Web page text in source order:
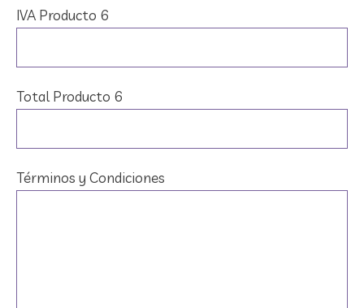
IVA Producto 6
Total Producto 6
Términos y Condiciones